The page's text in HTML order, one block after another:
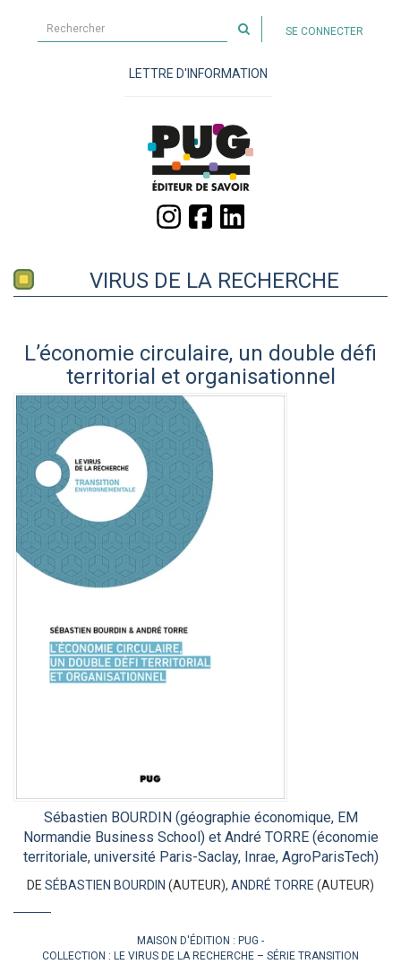
sur
site
SE CONNECTER
LETTRE D'INFORMATION
VIRUS DE LA RECHERCHE
L’économie circulaire, un double défi
territorial et organisationnel
Sébastien BOURDIN (géographie économique, EM
Normandie Business School) et André TORRE (économie
territoriale, université Paris-Saclay, Inrae, AgroParisTech)
DE SÉBASTIEN BOURDIN (AUTEUR), ANDRÉ TORRE (AUTEUR)
MAISON D'ÉDITION : PUG
COLLECTION : LE VIRUS DE LA RECHERCHE – SÉRIE TRANSITION